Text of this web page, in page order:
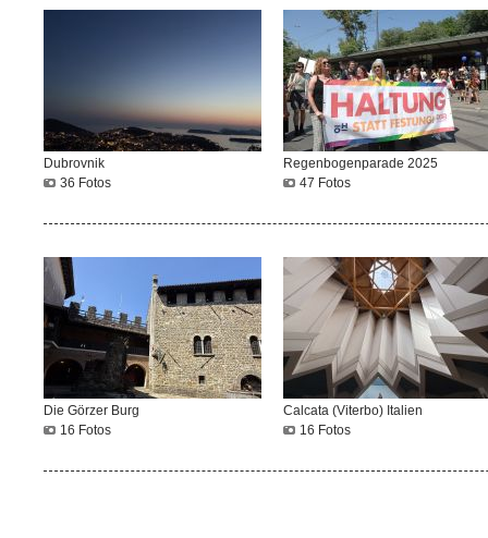
Dubrovnik
36 Fotos
Regenbogenparade 2025
47 Fotos
Die Görzer Burg
16 Fotos
Calcata (Viterbo) Italien
16 Fotos